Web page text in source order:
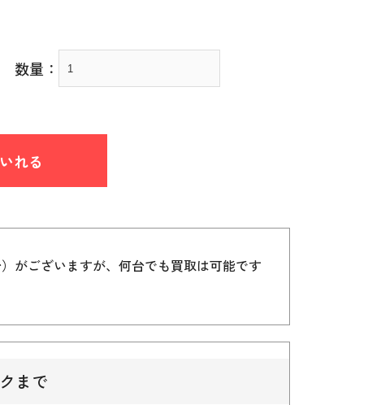
数量：
れる
がございますが、何台でも買取は可能です
まで